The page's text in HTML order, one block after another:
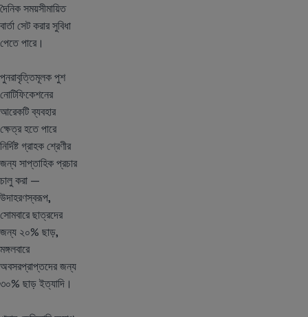
দৈনিক সময়সীমায়িত
বার্তা সেট করার সুবিধা
পেতে পারে।
পুনরাবৃত্তিমূলক পুশ
নোটিফিকেশনের
আরেকটি ব্যবহার
ক্ষেত্র হতে পারে
নির্দিষ্ট গ্রাহক শ্রেণীর
জন্য সাপ্তাহিক প্রচার
চালু করা —
উদাহরণস্বরূপ,
সোমবারে ছাত্রদের
জন্য ২০% ছাড়,
মঙ্গলবারে
অবসরপ্রাপ্তদের জন্য
৩০% ছাড় ইত্যাদি।